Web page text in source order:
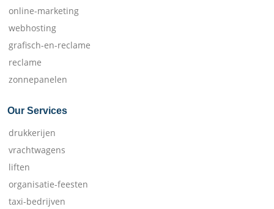
online-marketing
webhosting
grafisch-en-reclame
reclame
zonnepanelen
Our Services
drukkerijen
vrachtwagens
liften
organisatie-feesten
taxi-bedrijven